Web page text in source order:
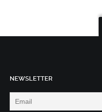
NEWSLETTER